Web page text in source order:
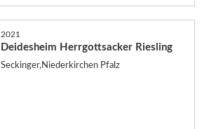
2021
Deidesheim Herrgottsacker Riesling
Seckinger,Niederkirchen Pfalz